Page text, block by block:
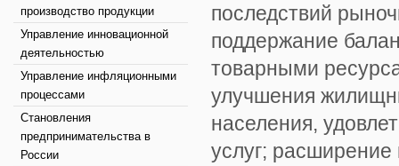
производство продукции
Управление инновационной
деятельностью
Управление инфляционными
процессами
Становления
предпринимательства в
России
последствий
поддержание
товарными
улучшения
населения,
услуг;